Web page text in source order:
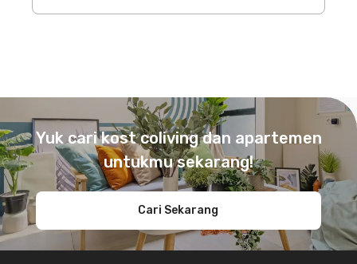
Yuk cari kost coliving dan apartemen
untukmu sekarang!
Cari Sekarang